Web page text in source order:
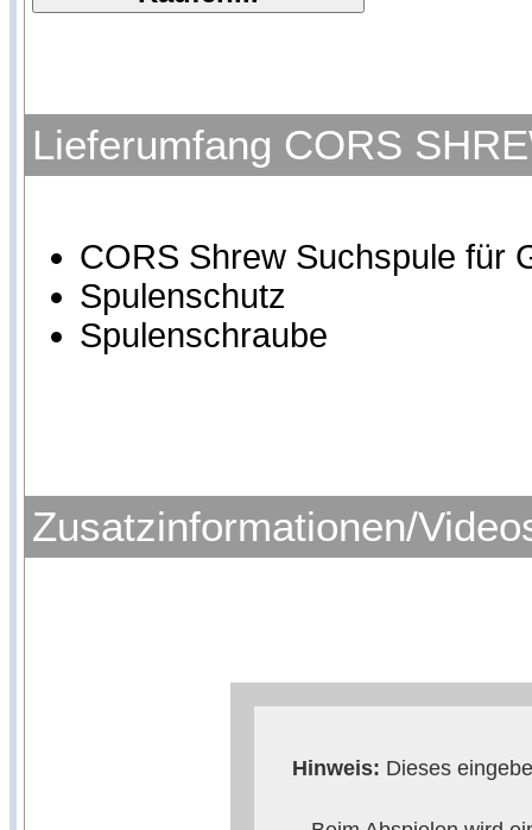
Lieferumfang CORS
CORS Shrew Suchspule für
Spulenschutz
Spulenschraube
Zusatzinformationen/
Hinweis: Dieses